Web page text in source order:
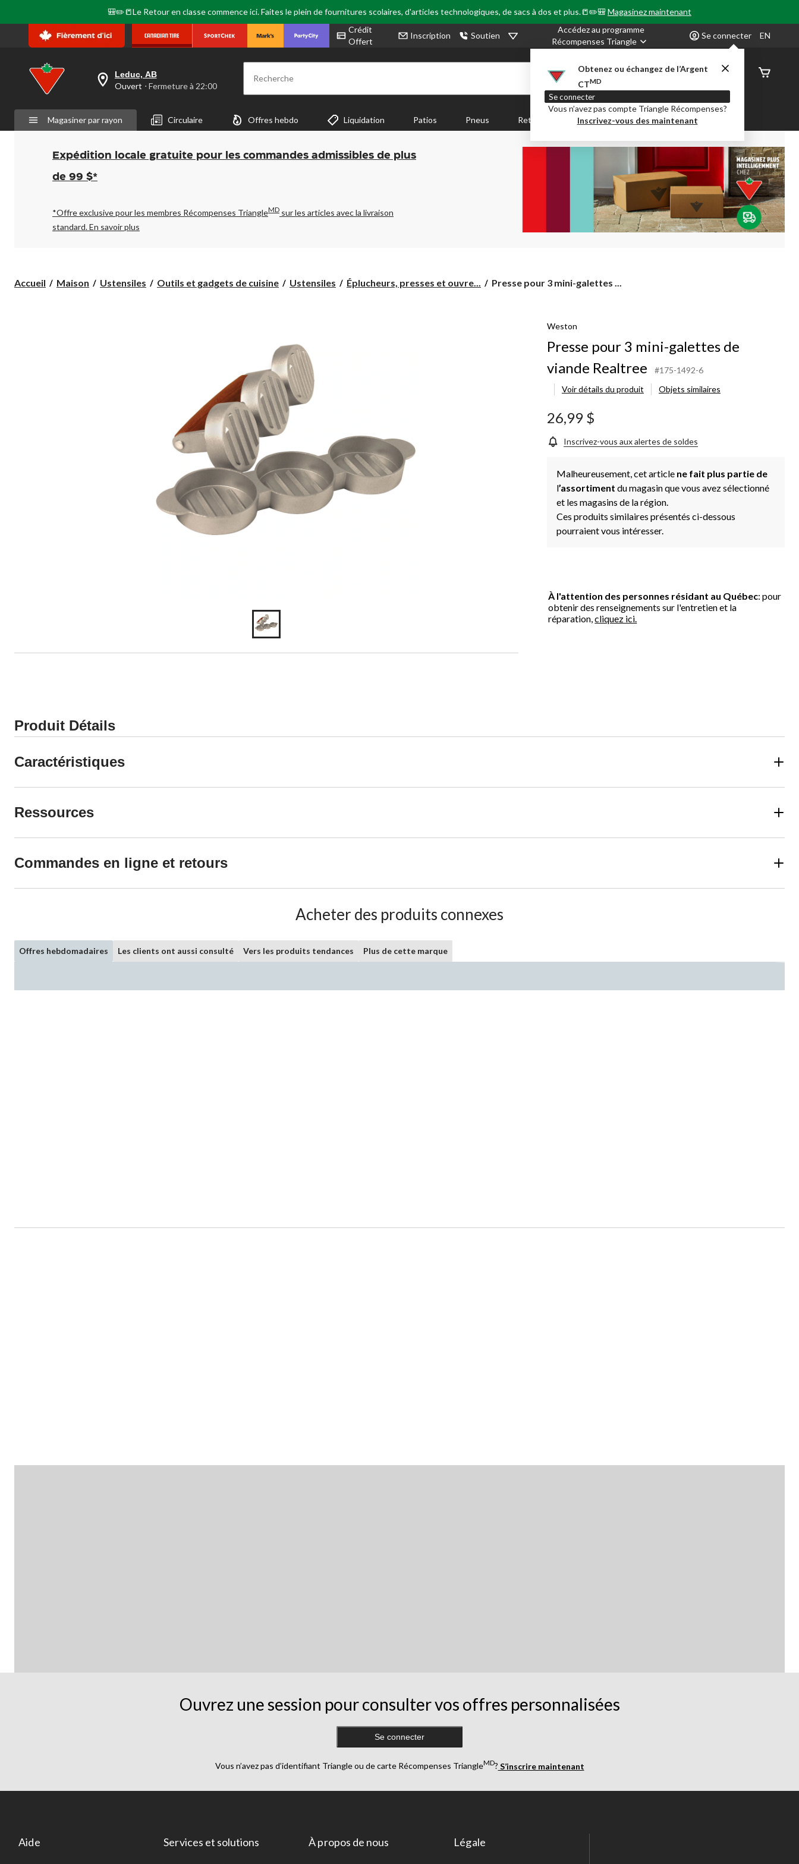
🎒✏️📒Le Retour en classe commence ici. Faites le plein de fournitures scolaires, d'articles technologiques, de sacs à dos et plus.📒✏️🎒Magasinez maintenant
Crédit
Offert
Inscription Soutien
Accédez au programme
Récompenses Triangle
Se connecter
Obtenez ou échangez de l’Argent
CTMD
Se connecter
Vous n’avez pas compte Triangle Récompenses?
Inscrivez-vous des maintenant
EN
votre
est
Leduc,
AB,
Ouvert,
Fermeture
à
pour
changer
Leduc, AB
Ouvert ⋅ Fermeture à 22:00 Recherche
État de
Magasiner par rayon Circulaire Offres hebdo Liquidation Patios Pneus Retour en Classe Party City Centre-auto
Expédition locale gratuite pour les commandes admissibles de plus
de 99 $*
*Offre exclusive pour les membres Récompenses TriangleMD sur les articles avec la livraison
standard.En savoir plus
Accueil Maison Ustensiles Outils et gadgets de cuisine Ustensiles Éplucheurs, presses et ouvre...
Presse
Presse pour 3 mini-galettes ...
Weston
Presse pour 3 mini-galettes de
viande Realtree
#175-1492-6
Voir détails du produit
Objets similaires
26,99 $
Inscrivez-vous aux alertes de soldes
Malheureusement, cet article ne fait plus partie de
l’assortiment du magasin que vous avez sélectionné
et les magasins de la région.
Ces produits similaires présentés ci-dessous
pourraient vous intéresser.
À l'attention des personnes résidant au Québec: pour
obtenir des renseignements sur l'entretien et la
réparation,cliquez ici.
Produit Détails
Caractéristiques
Ressources
Commandes en ligne et retours
Acheter des produits connexes
Offres hebdomadaires Les clients ont aussi consulté Vers les produits tendances Plus de cette marque
Ouvrez une session pour consulter vos offres personnalisées
Se connecter
Vous n’avez pas d’identifiant Triangle ou de carte Récompenses TriangleMD? S’inscrire maintenant
Aide Services et solutions À propos de nous Légale